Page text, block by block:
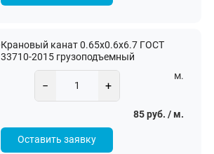
Крановый канат 0.65х0.6х6.7 ГОСТ
33710-2015 грузоподъемный
− +
м.
85 руб. / м.
Оставить заявку